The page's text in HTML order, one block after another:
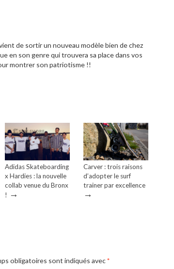
de sortir un nouveau modèle bien de chez
en son genre qui trouvera sa place dans vos
montrer son patriotisme !!
Adidas Skateboarding
x Hardies : la nouvelle
collab venue du Bronx
! →
Carver : trois raisons
d’adopter le surf
trainer par excellence
→
obligatoires sont indiqués avec*